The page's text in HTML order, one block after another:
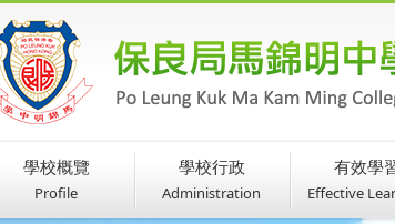
學校概覽
Profile
學校行政
Administration
有效學
Effective